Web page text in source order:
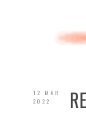
12 MAR
2022